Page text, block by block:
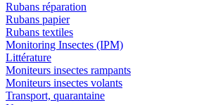
Rubans réparation
Rubans papier
Rubans textiles
Monitoring Insectes (IPM)
Littérature
Moniteurs insectes rampants
Moniteurs insectes volants
Transport, quarantaine